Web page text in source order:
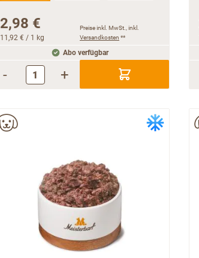
2,98 €
11,92 € / 1 kg
Preise inkl. MwSt., inkl.
Versandkosten **
Abo verfügbar
- +